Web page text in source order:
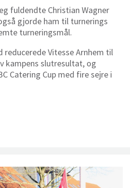
fuldendte Christian Wagner
gjorde ham til turnerings
turneringsmål.
Vitesse Arnhem til
kampens slutresultat, og
Catering Cup med fire sejre i